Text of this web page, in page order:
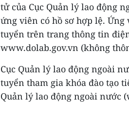
tử của Cục Quản lý lao động
ứng viên có hồ sơ hợp lệ.
tuyển trên trang thông tin
www.dolab.gov.vn (không
Cục Quản lý lao động ngoài
tuyển tham gia khóa đào tạo
Quản lý lao động ngoài nước